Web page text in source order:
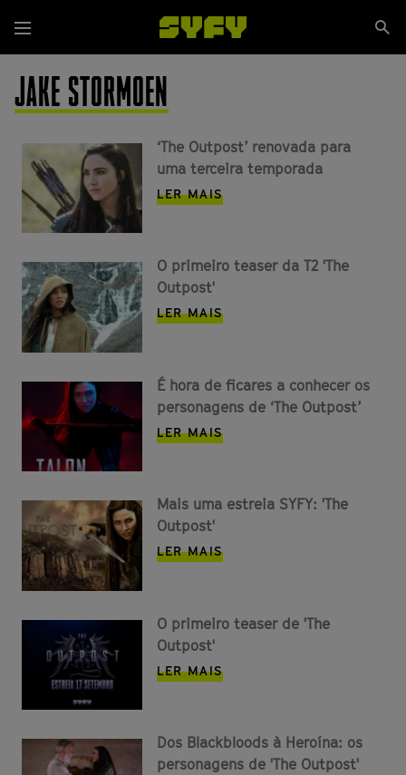
para
o
conteúdo
principal
Menu
JAKE STORMOEN
‘The Outpost’ renovada para
uma terceira temporada
LER MAIS
O primeiro teaser da T2 'The
Outpost'
LER MAIS
É hora de ficares a conhecer os
personagens de ‘The Outpost’
LER MAIS
Mais uma estreia SYFY: 'The
Outpost'
LER MAIS
O primeiro teaser de 'The
Outpost'
LER MAIS
Dos Blackbloods à Heroína: os
personagens de 'The Outpost'